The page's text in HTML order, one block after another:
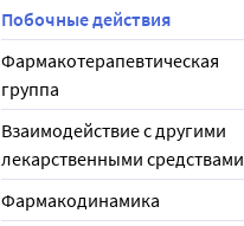
Побочные действия
Фармакотерапевтическая
группа
Взаимодействие с другими
лекарственными средствами
Фармакодинамика